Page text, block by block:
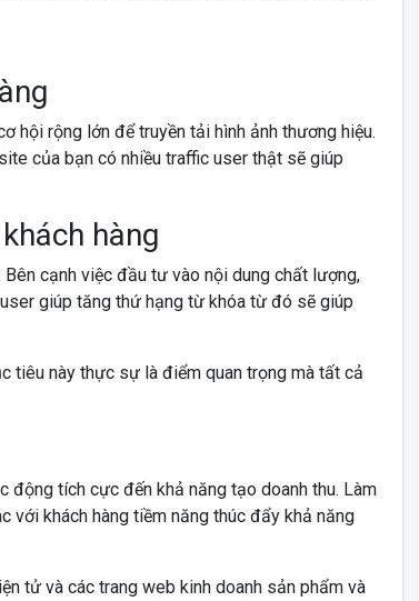
hội rộng lớn để truyền tải hình ảnh thương hiệu.
của bạn có nhiều traffic user thật sẽ giúp
hàng
cạnh việc đầu tư vào nội dung chất lượng,
giúp tăng thứ hạng từ khóa từ đó sẽ giúp
tiêu này thực sự là điểm quan trọng mà tất cả
động tích cực đến khả năng tạo doanh thu. Làm
khách hàng tiềm năng thúc đẩy khả năng
tử và các trang web kinh doanh sản phẩm và